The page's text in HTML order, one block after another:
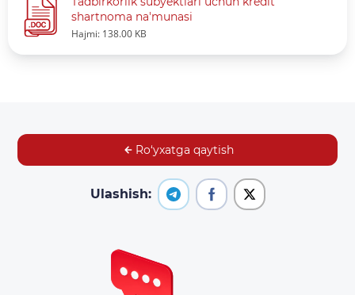
shartnoma na'munasi
Hajmi: 138.00 KB
Ro‘yxatga qaytish
Ulashish: